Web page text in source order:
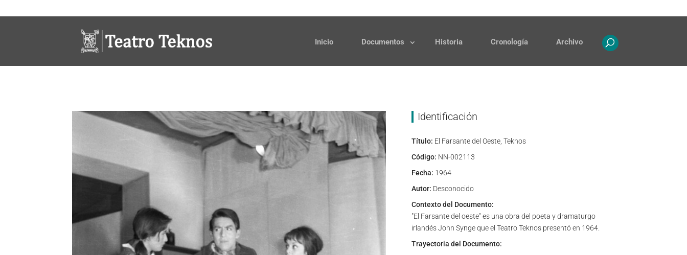
Inicio Documentos Historia Cronología Archivo
Identificación
Título: El Farsante del Oeste, Teknos
Código: NN-002113
Fecha: 1964
Autor: Desconocido
Contexto del Documento:
"El Farsante del oeste" es una obra del poeta y dramaturgo
irlandés John Synge que el Teatro Teknos presentó en 1964.
Trayectoria del Documento: